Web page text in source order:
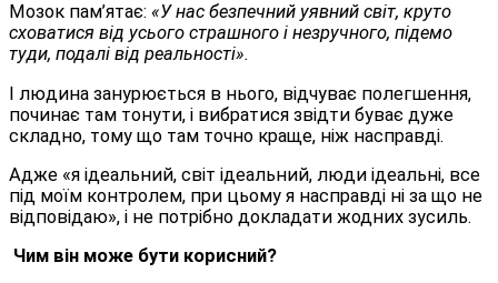
Мозок пам’ятає: «У нас безпечний уявний світ, круто
сховатися від усього страшного і незручного, підемо
туди, подалі від реальності».
І людина занурюється в нього, відчуває полегшення,
починає там тонути, і вибратися звідти буває дуже
складно, тому що там точно краще, ніж насправді.
Адже «я ідеальний, світ ідеальний, люди ідеальні, все
під моїм контролем, при цьому я насправді ні за що не
відповідаю», і не потрібно докладати жодних зусиль.
Чим він може бути корисний?